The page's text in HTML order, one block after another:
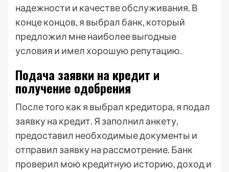
надежности и качестве обслуживания. В
конце концов, я выбрал банк, который
предложил мне наиболее выгодные
условия и имел хорошую репутацию.
Подача заявки на кредит и
получение одобрения
После того как я выбрал кредитора, я подал
заявку на кредит. Я заполнил анкету,
предоставил необходимые документы и
отправил заявку на рассмотрение. Банк
проверил мою кредитную историю, доход и